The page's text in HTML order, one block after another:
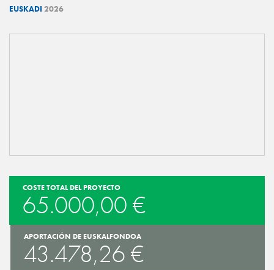
EUSKADI 2026
COSTE TOTAL DEL PROYECTO
65.000,00 €
APORTACIÓN DE EUSKALFONDOA
43.478,26 €